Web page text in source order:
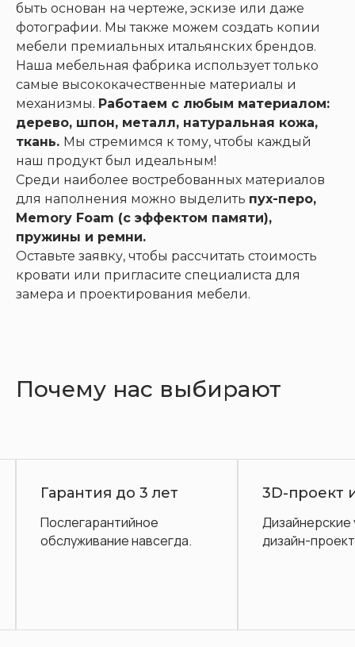
быть основан на чертеже, эскизе или даже
фотографии. Мы также можем создать копии
мебели премиальных итальянских брендов.
Наша мебельная фабрика использует только
самые высококачественные материалы и
механизмы. Работаем с любым материалом:
дерево, шпон, металл, натуральная кожа,
ткань. Мы стремимся к тому, чтобы каждый
наш продукт был идеальным!
Среди наиболее востребованных материалов
для наполнения можно выделить пух-перо,
Memory Foam (с эффектом памяти),
пружины и ремни.
Оставьте заявку, чтобы рассчитать стоимость
кровати или пригласите специалиста для
замера и проектирования мебели.
Почему нас выбирают
Гарантия до 3 лет
Послегарантийное
обслуживание навсегда.
3D-проект
Дизайнерские
дизайн-